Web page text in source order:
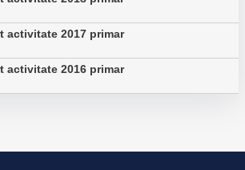
activitate 2017 primar
activitate 2016 primar